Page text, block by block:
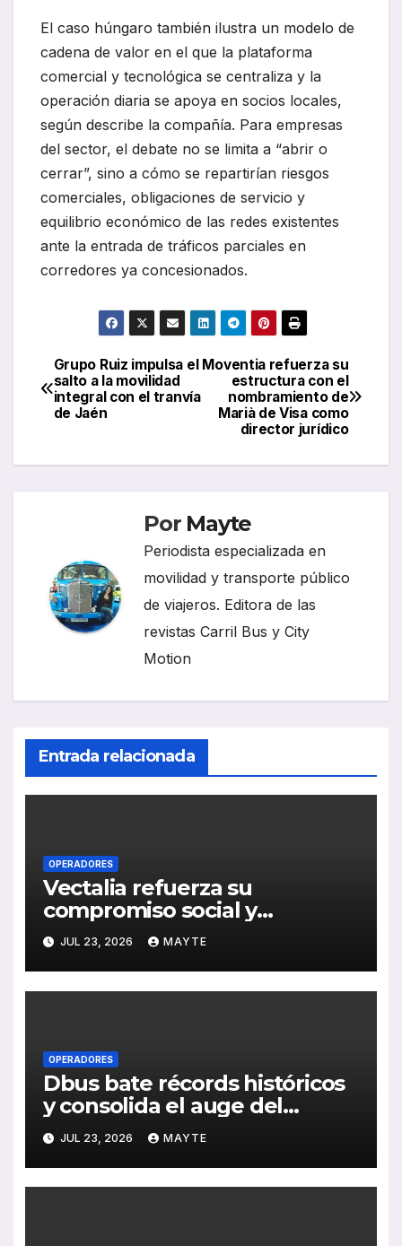
El caso húngaro también ilustra un modelo de
cadena de valor en el que la plataforma
comercial y tecnológica se centraliza y la
operación diaria se apoya en socios locales,
según describe la compañía. Para empresas
del sector, el debate no se limita a “abrir o
cerrar”, sino a cómo se repartirían riesgos
comerciales, obligaciones de servicio y
equilibrio económico de las redes existentes
ante la entrada de tráficos parciales en
corredores ya concesionados.
Navegación
de
Moventia refuerza su
estructura con el
nombramiento de
Marià de Visa como
director jurídico
Grupo Ruiz impulsa el
salto a la movilidad
integral con el tranvía
de Jaén
Por Mayte
Periodista especializada en
movilidad y transporte público
de viajeros. Editora de las
revistas Carril Bus y City
Motion
Entrada relacionada
OPERADORES
Vectalia refuerza su
compromiso social y
medioambiental con la
publicación de su Memoria de
RSC 2025
JUL 23, 2026 MAYTE
OPERADORES
Dbus bate récords históricos
y consolida el auge del
transporte público en San
Sebastián
JUL 23, 2026 MAYTE